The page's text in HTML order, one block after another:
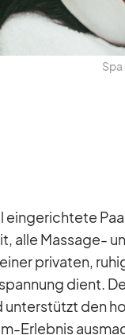
Spa
ein­ge­rich­tete
alle Mas­sage-
pri­va­ten,
dient.
un­ter­stützt den
Er­leb­nis